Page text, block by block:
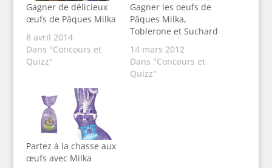
Gagner de délicieux
œufs de Pâques Milka
8 avril 2014
Dans "Concours et
Quizz"
Gagner les oeufs de
Pâques Milka,
Toblerone et Suchard
14 mars 2012
Dans "Concours et
Quizz"
Partez à la chasse aux
œufs avec Milka